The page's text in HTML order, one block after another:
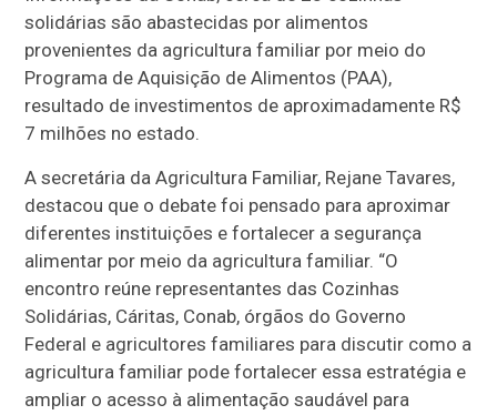
solidárias são abastecidas por alimentos
provenientes da agricultura familiar por meio do
Programa de Aquisição de Alimentos (PAA),
resultado de investimentos de aproximadamente R$
7 milhões no estado.
A secretária da Agricultura Familiar, Rejane Tavares,
destacou que o debate foi pensado para aproximar
diferentes instituições e fortalecer a segurança
alimentar por meio da agricultura familiar. “O
encontro reúne representantes das Cozinhas
Solidárias, Cáritas, Conab, órgãos do Governo
Federal e agricultores familiares para discutir como a
agricultura familiar pode fortalecer essa estratégia e
ampliar o acesso à alimentação saudável para